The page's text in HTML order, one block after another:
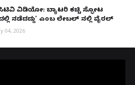
ವಿಡಿಯೋ: ಬ್ಯಾಟರಿ ಕಚ್ಚಿ ಸ್ಫೋಟ
ನಡೆದದ್ದು’ ಎಂಬ ಲೇಬಲ್ ನಲ್ಲಿ ವೈರಲ್
04, 2026